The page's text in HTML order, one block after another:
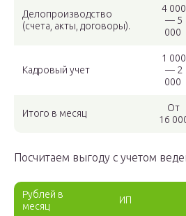
Делопроизводство
(счета, акты, договоры).
4 000
— 5
000
Кадровый учет
1 000
— 2
000
Итого в месяц
От
16
Посчитаем выгоду с учетом
Рублей в
месяц
ИП